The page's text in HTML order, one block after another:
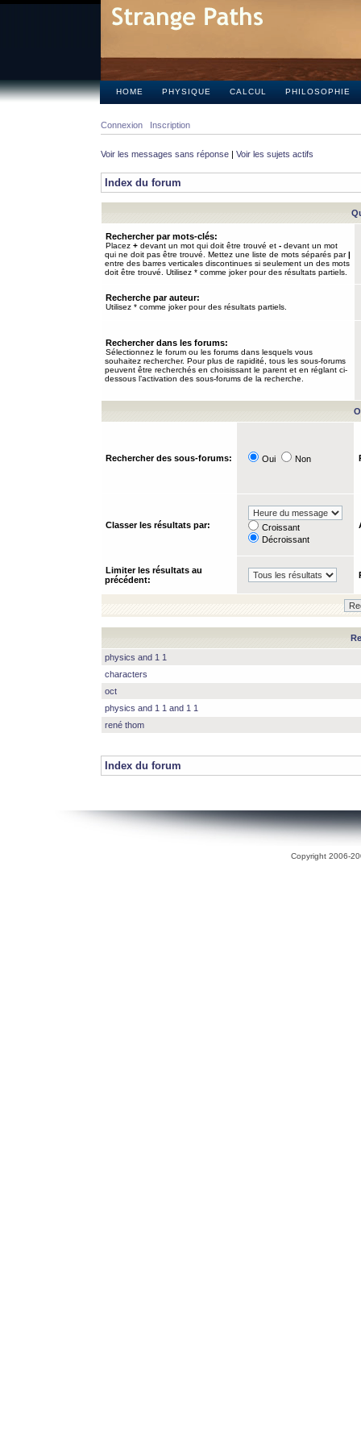
HOME PHYSIQUE CALCUL PHILOSOPHIE
Connexion Inscription
Voir les messages sans réponse | Voir les sujets actifs
Index du forum
Rechercher par mots-clés:
Placez + devant un mot qui doit être trouvé et - devant un mot
qui ne doit pas être trouvé. Mettez une liste de mots séparés par|
entre des barres verticales discontinues si seulement un des mots
doit être trouvé. Utilisez * comme joker pour des résultats partiels.
Recherche par auteur:
Utilisez * comme joker pour des résultats partiels.
Rechercher dans les forums:
Sélectionnez le forum ou les forums dans lesquels vous
souhaitez rechercher. Pour plus de rapidité, tous les sous-forums
peuvent être recherchés en choisissant le parent et en réglant ci-
dessous l’activation des sous-forums de la recherche.
Rechercher des sous-forums: Oui Non
Classer les résultats par:
Croissant
Décroissant
Limiter les résultats au
précédent:
physics and 1 1
characters
oct
physics and 1 1 and 1 1
rené thom
Index du forum
Copyright 2006-